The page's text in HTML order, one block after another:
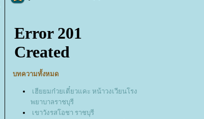
บทความทั้งหมด
เฮียยมก๋วยเตี๋ยวแคะ หน้าวงเวียนโรง
พยาบาลราชบุรี
เขาวังรสโอชา ราชบุรี